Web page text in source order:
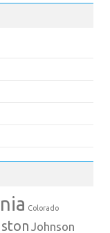
Colorado
Johnson